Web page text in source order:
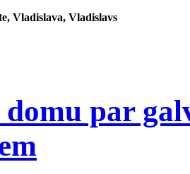
Vladislava, Vladislavs
par